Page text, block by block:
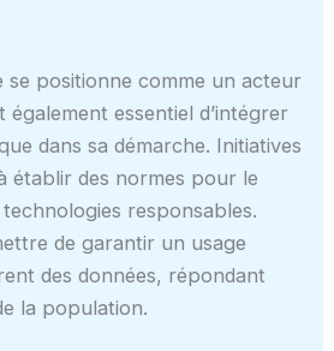
se positionne comme un acteur
également essentiel d’intégrer
dans sa démarche. Initiatives
établir des normes pour le
responsables.
de garantir un usage
des données, répondant
la population.